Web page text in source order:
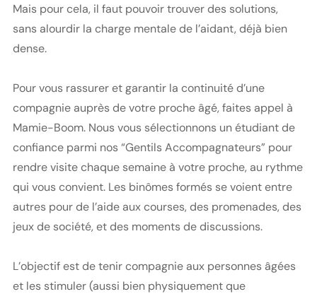
Mais pour cela, il faut pouvoir trouver des solutions,
sans alourdir la charge mentale de l’aidant, déjà bien
dense.
Pour vous rassurer et garantir la continuité d’une
compagnie auprès de votre proche âgé, faites appel à
Mamie-Boom. Nous vous sélectionnons un étudiant de
confiance parmi nos “Gentils Accompagnateurs” pour
rendre visite chaque semaine à votre proche, au rythme
qui vous convient. Les binômes formés se voient entre
autres pour de l’aide aux courses, des promenades, des
jeux de société, et des moments de discussions.
L’objectif est de tenir compagnie aux personnes âgées
et les stimuler (aussi bien physiquement que